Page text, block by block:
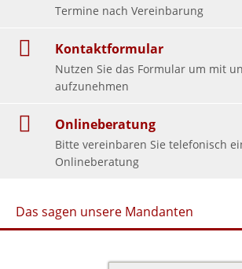
Termine nach Vereinbarung
Kontaktformular
Nutzen Sie das Formular um mit
aufzunehmen
Onlineberatung
Bitte vereinbaren Sie telefonisch
Onlineberatung
Das sagen unsere Mandanten